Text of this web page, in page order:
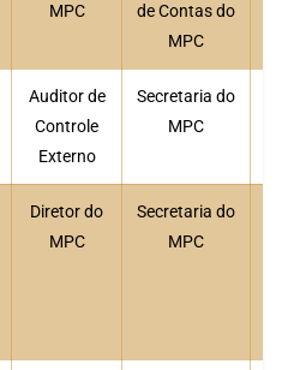
MPC
de Contas do
MPC
Auditor de
Controle
Externo
Secretaria do
MPC
Diretor do
MPC
Secretaria do
MPC